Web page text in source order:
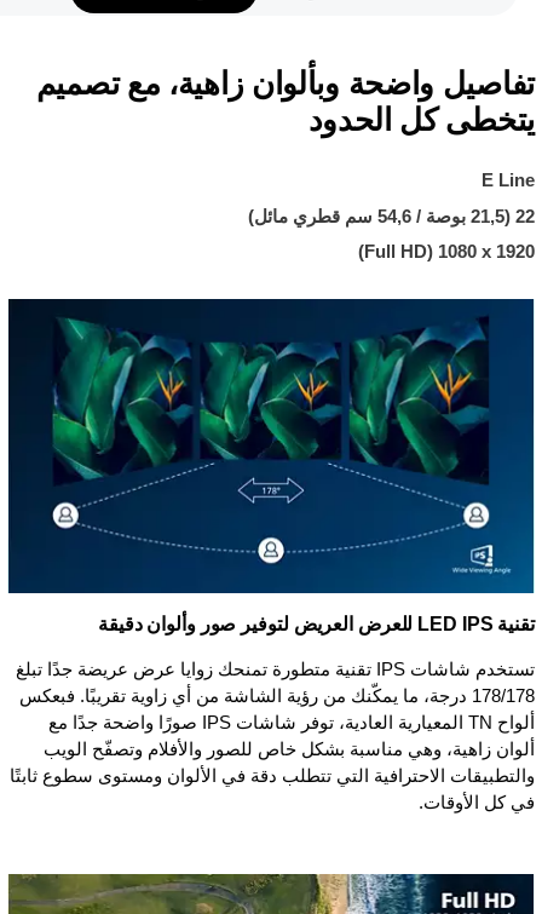
تفاصيل واضحة وبألوان زاهية، مع تصميم
يتخطى كل الحدود
E Line
22 (21,5 بوصة / 54,6 سم قطري مائل)
1920 x ‏1080 (Full HD)
تقنية IPS ‏LED للعرض العريض لتوفير صور وألوان دقيقة
تستخدم شاشات IPS تقنية متطورة تمنحك زوايا عرض عريضة جدًا تبلغ
178/178 درجة، ما يمكّنك من رؤية الشاشة من أي زاوية تقريبًا. فبعكس
ألواح TN المعيارية العادية، توفر شاشات IPS صورًا واضحة جدًا مع
ألوان زاهية، وهي مناسبة بشكل خاص للصور والأفلام وتصفّح الويب
والتطبيقات الاحترافية التي تتطلب دقة في الألوان ومستوى سطوع ثابتًا
في كل الأوقات.